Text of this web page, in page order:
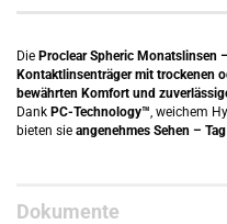
Die Proclear Spheric Monatslinsen
Kontaktlinsenträger mit trockenen
bewährten Komfort und
Dank PC-Technology™, weichem
bieten sie angenehmes Sehen –
Dokumente